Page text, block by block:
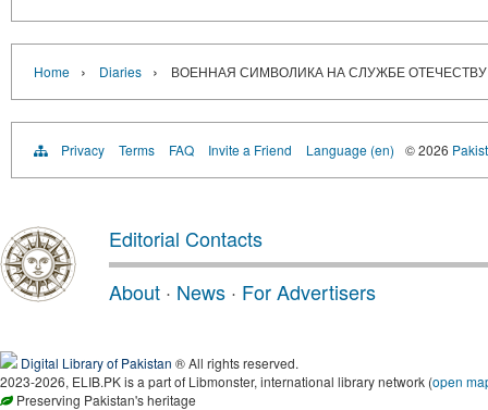
Home › Diaries › ВОЕННАЯ СИМВОЛИКА НА СЛУЖБЕ ОТЕЧЕСТВУ.
Privacy Terms FAQ Invite a Friend Language (en) © 2026
Editorial Contacts
About · News · For Advertisers
Digital Library of Pakistan ® All rights reserved.
2023-2026, ELIB.PK is a part of Libmonster, international library network (open
Preserving Pakistan's heritage